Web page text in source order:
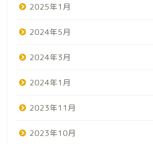
2025年1月
2024年5月
2024年3月
2024年1月
2023年11月
2023年10月